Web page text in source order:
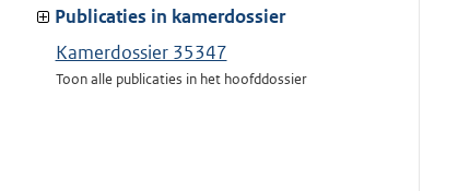
van:
Publicaties in kamerdossier
Kamerdossier 35347
Toon alle publicaties in het hoofddossier